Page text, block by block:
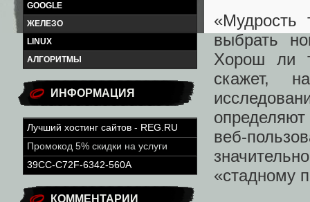
GOOGLE
ЖЕЛЕЗО
LINUX
АЛГОРИТМЫ
ИНФОРМАЦИЯ
Лучший хостинг сайтов - REG.RU
Промокод 5% скидки на услуги
39CC-C72F-6342-560A
КОММЕНТАРИИ
«Мудрость
выбрать
Хорош ли
скажет,
веб-
«стадному